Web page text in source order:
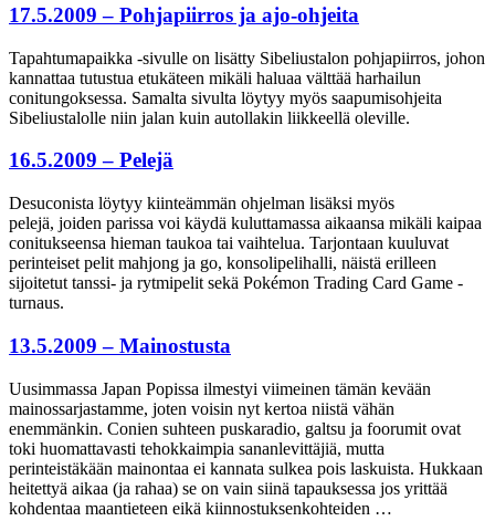
17.5.2009 – Pohjapiirros ja ajo-ohjeita
Tapahtumapaikka -sivulle on lisätty Sibeliustalon pohjapiirros, johon
kannattaa tutustua etukäteen mikäli haluaa välttää harhailun
conitungoksessa. Samalta sivulta löytyy myös saapumisohjeita
Sibeliustalolle niin jalan kuin autollakin liikkeellä oleville.
16.5.2009 – Pelejä
Desuconista löytyy kiinteämmän ohjelman lisäksi myös
pelejä, joiden parissa voi käydä kuluttamassa aikaansa mikäli kaipaa
conitukseensa hieman taukoa tai vaihtelua. Tarjontaan kuuluvat
perinteiset pelit mahjong ja go, konsolipelihalli, näistä erilleen
sijoitetut tanssi- ja rytmipelit sekä Pokémon Trading Card Game -
turnaus.
13.5.2009 – Mainostusta
Uusimmassa Japan Popissa ilmestyi viimeinen tämän kevään
mainossarjastamme, joten voisin nyt kertoa niistä vähän
enemmänkin. Conien suhteen puskaradio, galtsu ja foorumit ovat
toki huomattavasti tehokkaimpia sananlevittäjiä, mutta
perinteistäkään mainontaa ei kannata sulkea pois laskuista. Hukkaan
heitettyä aikaa (ja rahaa) se on vain siinä tapauksessa jos yrittää
kohdentaa maantieteen eikä kiinnostuksenkohteiden …